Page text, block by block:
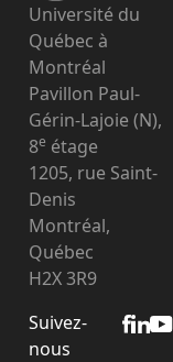
Université du
Québec à
Montréal
Pavillon Paul-
Gérin-Lajoie (N),
8e étage
1205, rue Saint-
Denis
Montréal,
Québec
H2X 3R9
Suivez-
nous